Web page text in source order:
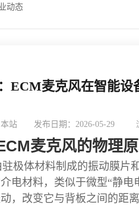
动态
ECM麦克风在智能设
站 发布日期：2026-05-29
麦克风的物理
极体材料制成的振动膜片
电材料，类似于微型“静电
，改变它与背板之间的距